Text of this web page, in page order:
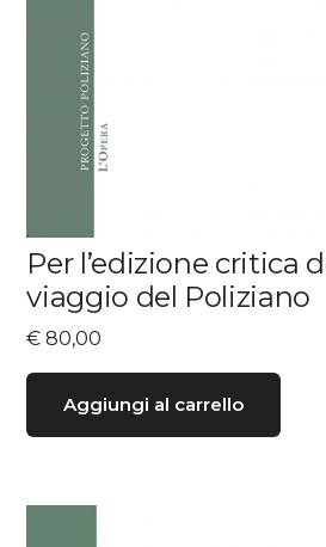
Per l’edizione critica
viaggio del Poliziano
€ 80,00
Aggiungi al carrello